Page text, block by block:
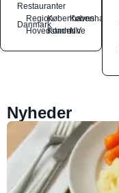
Restauranter
Danmark
Region
Hovedstaden
Københavns
Kommune
København
NV
Nyheder